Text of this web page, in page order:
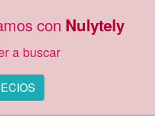
con Nulytely
a buscar